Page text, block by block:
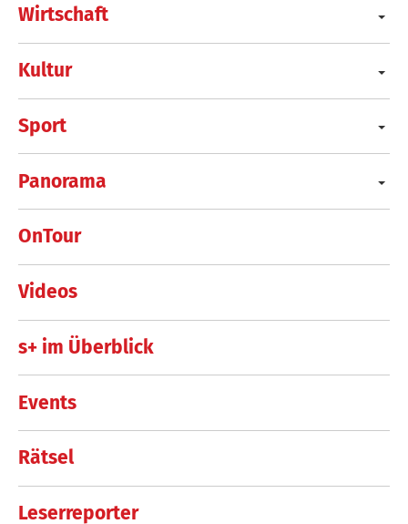
Wirtschaft
Kultur
Sport
Panorama
OnTour
Videos
s+ im Überblick
Events
Rätsel
Leserreporter